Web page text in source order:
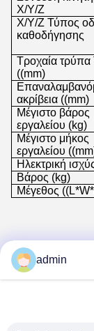
X/Y/Z
Χ/Υ/Ζ Τύπος
καθοδήγησης
Τροχαία τρύπα
((mm)
ακρίβεια ((mm)
Μέγιστο βάρος
εργαλείου (kg)
Μέγιστο μήκος
εργαλείου
Ηλεκτρική
Βάρος (kg)
Μέγεθος
Εισαγωγή της
Το Henan Baishun
μηχανές στροφής,
στροφής,Μηχανή
admin